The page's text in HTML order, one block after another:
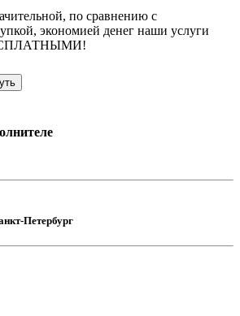
по сравнению с
экономией денег наши услуги
Петербург